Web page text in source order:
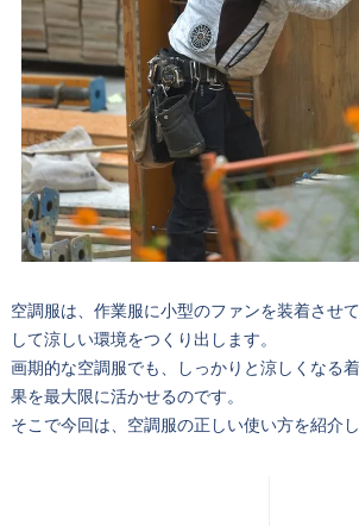
空調服は、作業服に小型のファンを装着させ
して涼しい環境をつくり出します。
画期的な空調服でも、しっかりと涼しくなる
果を最大限に活かせるのです。
そこで今回は、空調服の正しい使い方を紹介し